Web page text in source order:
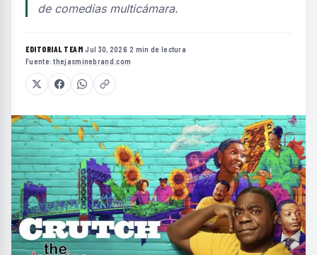
de comedias multicámara.
EDITORIAL TEAM·Jul 30, 2026·2 min de lectura·
Fuente:thejasminebrand.com